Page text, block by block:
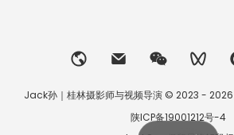
Jack孙｜桂林摄影师与视频导演 © 2023 - 2026
陕ICP备19001212号-4